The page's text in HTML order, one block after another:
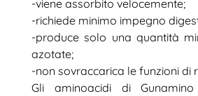
-viene assorbito velocemente;
-richiede minimo impegno
-produce solo una quantità
azotate;
-non sovraccarica le funzioni di
Gli aminoacidi di